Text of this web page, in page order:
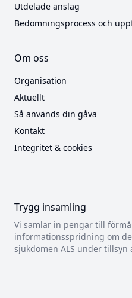
Utdelade anslag
Bedömningsprocess och
Om oss
Organisation
Aktuellt
Så används din gåva
Kontakt
Integritet & cookies
Trygg insamling
Vi samlar in pengar till
informationsspridning om
sjukdomen ALS under tillsyn